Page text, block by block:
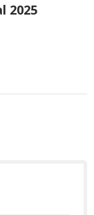
2025